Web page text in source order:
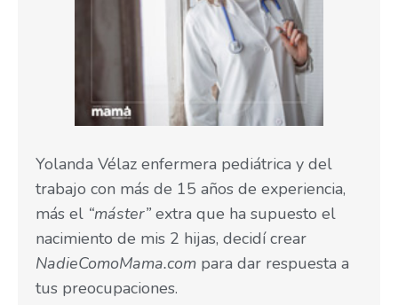
Yolanda Vélaz enfermera pediátrica y del
trabajo con más de 15 años de experiencia,
más el “máster” extra que ha supuesto el
nacimiento de mis 2 hijas, decidí crear
NadieComoMama.com para dar respuesta a
tus preocupaciones.